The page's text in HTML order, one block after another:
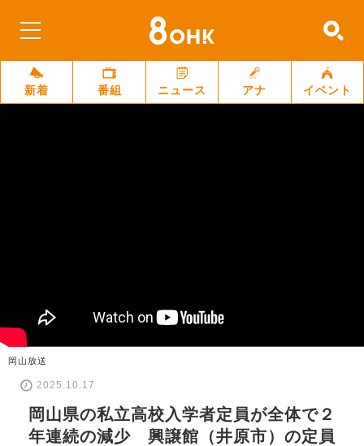
新着 番組 ニュース アナ イベント
岡山放送
2025.10.17
岡山県の私立高校入学者定員が全体で２
年連続の減少 興譲館（井原市）の定員